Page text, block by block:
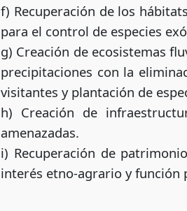
f) Recuperación de los
para el control de especies
g) Creación de ecosistemas
precipitaciones con la
visitantes y plantación de
h) Creación de
amenazadas.
i) Recuperación de
interés etno-agrario y función